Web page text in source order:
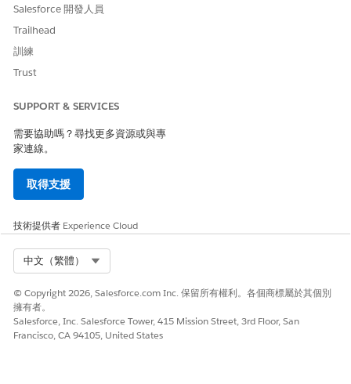
Salesforce 開發人員
Trailhead
訓練
Trust
SUPPORT & SERVICES
需要協助嗎？尋找更多資源或與專
家連線。
取得支援
技術提供者 Experience Cloud
中文（繁體）
© Copyright 2026, Salesforce.com Inc. 保留所有權利。各個商標屬於其個別
擁有者。
Salesforce, Inc. Salesforce Tower, 415 Mission Street, 3rd Floor, San
Francisco, CA 94105, United States